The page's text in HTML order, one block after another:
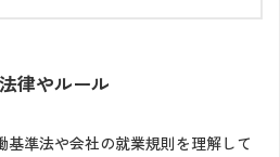
律やルール
準法や会社の就業規則を理解して